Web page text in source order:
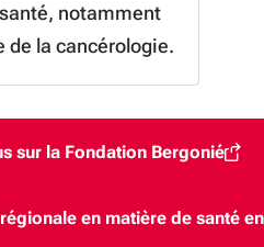
notamment
de la cancérologie.
sur la Fondation Bergonié
(S'ouvre dans une
en matière de santé
(S'ouvre